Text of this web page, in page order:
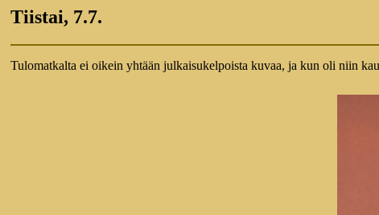
Tiistai, 7.7.
Tulomatkalta ei oikein yhtään julkaisukelpoista kuvaa, ja kun oli niin